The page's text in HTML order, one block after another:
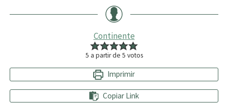
Continente
5 a partir de 5 votos
Imprimir
Copiar Link